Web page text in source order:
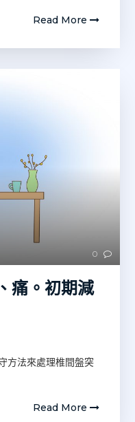
Read More
0
痛。初期減
方法來處理椎間盤突
Read More